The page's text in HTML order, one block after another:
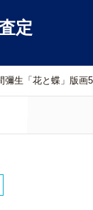
定
彌生「花と蝶」版画